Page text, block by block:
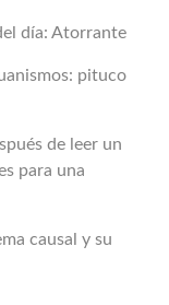
día: Atorrante
pituco
de leer un
para una
causal y su